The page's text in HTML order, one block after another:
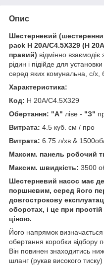
Опис
Шестерневий
pack H 20A/C4.5X329 (H
правий) відмінно
рідин і підійде для
серед яких комунальна, с/х,
Характеристика:
Код: H 20A/C4.5X329
Обертання: "А" ліве - "З"
Витрата: 4.5 куб. см / про
Витрата: 6.75 л/хв &
Максим. панель робочий
Максим. швидкість: 3500
Шестерневий насос має
поршневим, серед його
довгострокову
оборотах, і це при
ціною.
Його напрямок визначається
обертання коробки відбору
Він повинен знаходитись
шланг (рукав високого